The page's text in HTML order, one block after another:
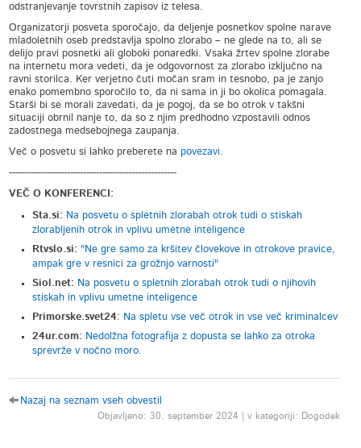
odstranjevanje tovrstnih zapisov iz telesa.
Organizatorji posveta sporočajo, da deljenje posnetkov spolne narave
mladoletnih oseb predstavlja spolno zlorabo – ne glede na to, ali se
delijo pravi posnetki ali globoki ponaredki. Vsaka žrtev spolne zlorabe
na internetu mora vedeti, da je odgovornost za zlorabo izključno na
ravni storilca. Ker verjetno čuti močan sram in tesnobo, pa je zanjo
enako pomembno sporočilo to, da ni sama in ji bo okolica pomagala.
Starši bi se morali zavedati, da je pogoj, da se bo otrok v takšni
situaciji obrnil nanje to, da so z njim predhodno vzpostavili odnos
zadostnega medsebojnega zaupanja.
Več o posvetu si lahko preberete na povezavi.
----------------------------------------------------
VEČ O KONFERENCI:
Sta.si: Na posvetu o spletnih zlorabah otrok tudi o stiskah
zlorabljenih otrok in vplivu umetne inteligence
Rtvslo.si: "Ne gre samo za kršitev človekove in otrokove pravice,
ampak gre v resnici za grožnjo varnosti"
Siol.net: Na posvetu o spletnih zlorabah otrok tudi o njihovih
stiskah in vplivu umetne inteligence
Primorske.svet24: Na spletu vse več otrok in vse več kriminalcev
24ur.com: Nedolžna fotografija z dopusta se lahko za otroka
sprevrže v nočno moro.
Nazaj na seznam vseh obvestil
Objavljeno: 30. september 2024 | v kategoriji: Dogodek